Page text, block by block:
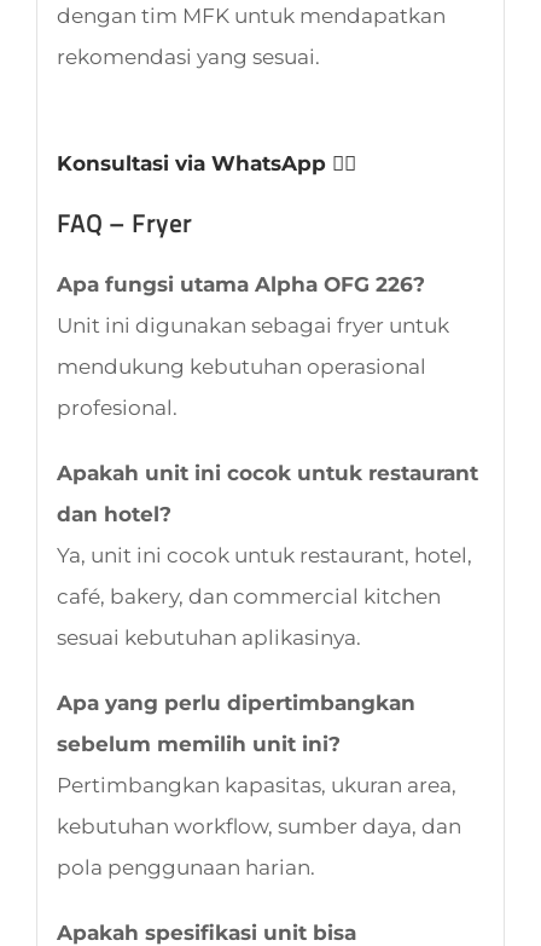
dengan tim MFK untuk mendapatkan
rekomendasi yang sesuai.
Konsultasi via WhatsApp 👈🏻
FAQ – Fryer
Apa fungsi utama Alpha OFG 226?
Unit ini digunakan sebagai fryer untuk
mendukung kebutuhan operasional
profesional.
Apakah unit ini cocok untuk restaurant
dan hotel?
Ya, unit ini cocok untuk restaurant, hotel,
café, bakery, dan commercial kitchen
sesuai kebutuhan aplikasinya.
Apa yang perlu dipertimbangkan
sebelum memilih unit ini?
Pertimbangkan kapasitas, ukuran area,
kebutuhan workflow, sumber daya, dan
pola penggunaan harian.
Apakah spesifikasi unit bisa